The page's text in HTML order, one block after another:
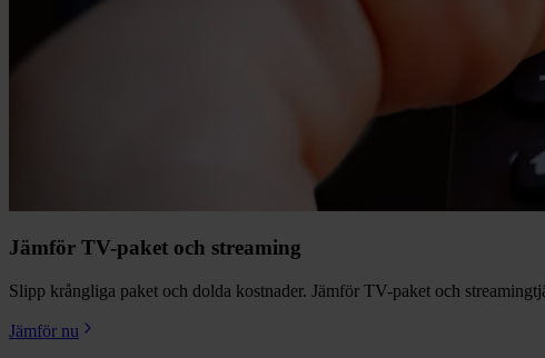
Jämför TV-paket och streaming
Slipp krångliga paket och dolda kostnader. Jämför TV-paket och
Jämför nu